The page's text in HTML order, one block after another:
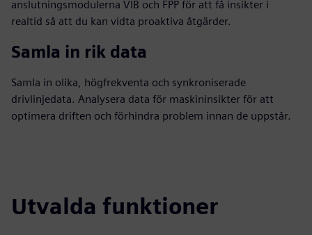
anslutningsmodulerna VIB och FPP för att få insikter i
realtid så att du kan vidta proaktiva åtgärder.
Samla in rik data
Samla in olika, högfrekventa och synkroniserade
drivlinjedata. Analysera data för maskininsikter för att
optimera driften och förhindra problem innan de uppstår.
Utvalda funktioner